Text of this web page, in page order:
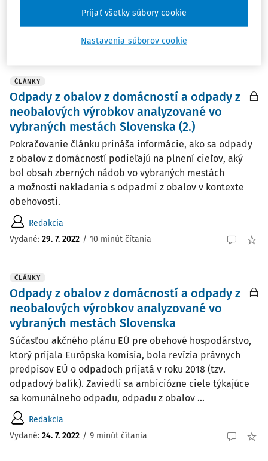
doc. JUDr. Michal Maslen PhD.
/ 24 minút čítania
ČLÁNKY
Odpady z obalov z domácností a odpady z
neobalových výrobkov analyzované vo
vybraných mestách Slovenska (2.)
Pokračovanie článku prináša informácie, ako sa odpady
z obalov z domácností podieľajú na plnení cieľov, aký
bol obsah zberných nádob vo vybraných mestách
a možnosti nakladania s odpadmi z obalov v kontexte
obehovosti.
Redakcia
Vydané: 29. 7. 2022 / 10 minút čítania
ČLÁNKY
Odpady z obalov z domácností a odpady z
neobalových výrobkov analyzované vo
vybraných mestách Slovenska
Súčasťou akčného plánu EÚ pre obehové hospodárstvo,
ktorý prijala Európska komisia, bola revízia právnych
predpisov EÚ o odpadoch prijatá v roku 2018 (tzv.
odpadový balík). Zaviedli sa ambiciózne ciele týkajúce
sa komunálneho odpadu, odpadu z obalov ...
Redakcia
Vydané: 24. 7. 2022 / 9 minút čítania
Nastavenia súborov cookie
Prijať všetky súbory cookie